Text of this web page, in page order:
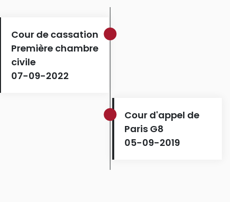
Cour de cassation
Première chambre
civile
07-09-2022
Cour d'appel de
Paris G8
05-09-2019